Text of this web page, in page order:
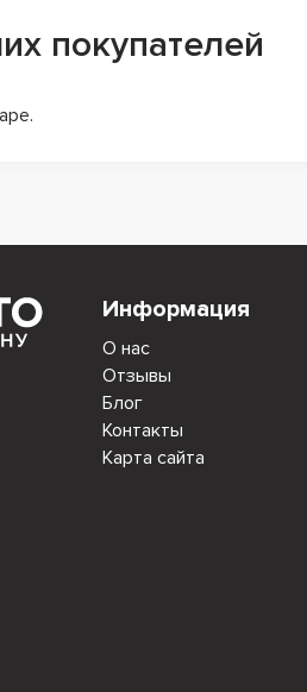
покупателей
Информация
О нас
Отзывы
Блог
Контакты
Карта сайта